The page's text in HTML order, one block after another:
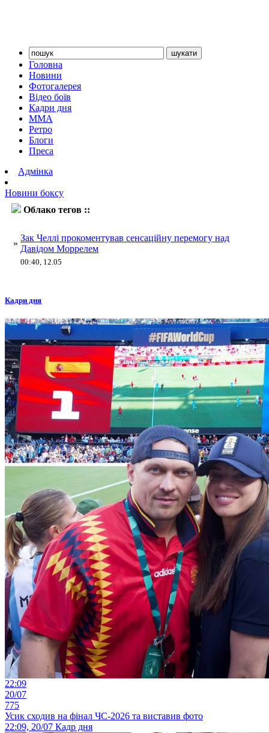
Головна
Новини
Фотогалерея
Відео боїв
Кадри дня
ММА
Ретро
Блоги
Преса
Адмінка
Новини боксу
Облако тегов ::
»
Зак Челлі прокоментував сенсаційну перемогу над
Давідом Моррелем
00:40, 12.05
Кадри дня
22:09
20/07
775
Усик сходив на фінал ЧС-2026 та виставив фото
22:09, 20/07 Кадр дня